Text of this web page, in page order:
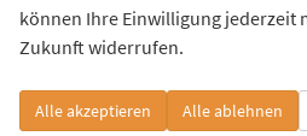
können Ihre Einwilligung jederzeit
Zukunft widerrufen.
Alle akzeptieren Alle ablehnen